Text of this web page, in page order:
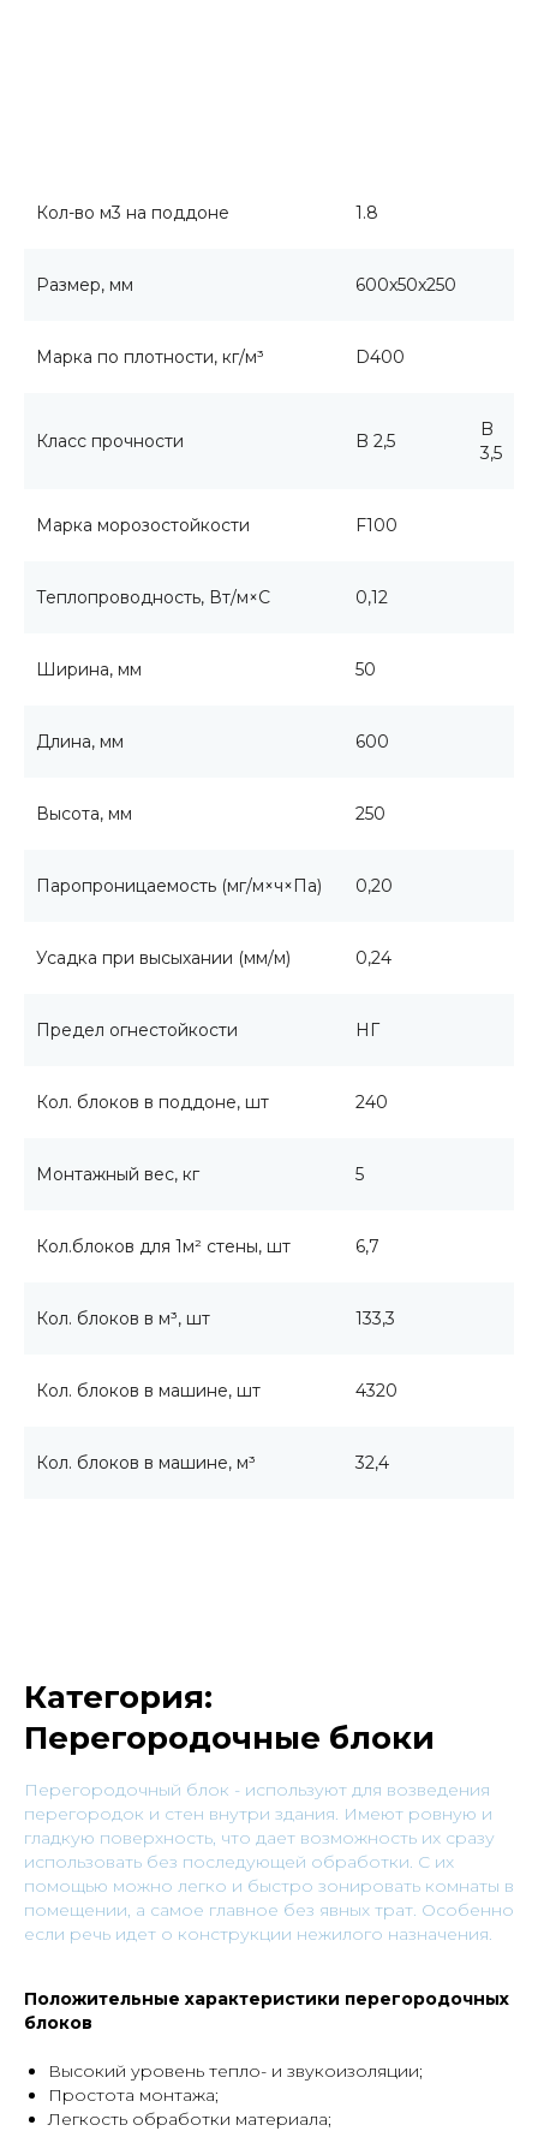
Кол-во м3 на поддоне 1.8
Размер, мм 600x50x250
Марка по плотности, кг/м³ D400
Класс прочности B 2,5
B
3,5
Марка морозостойкости F100
Теплопроводность, Вт/м×С 0,12
Ширина, мм 50
Длина, мм 600
Высота, мм 250
Паропроницаемость (мг/м×ч×Па) 0,20
Усадка при высыхании (мм/м) 0,24
Предел огнестойкости НГ
Кол. блоков в поддоне, шт 240
Монтажный вес, кг 5
Кол.блоков для 1м² стены, шт 6,7
Кол. блоков в м³, шт 133,3
Кол. блоков в машине, шт 4320
Кол. блоков в машине, м³ 32,4
Категория:
Перегородочные блоки
Перегородочный блок - используют для возведения
перегородок и стен внутри здания. Имеют ровную и
гладкую поверхность, что дает возможность их сразу
использовать без последующей обработки. С их
помощью можно легко и быстро зонировать комнаты в
помещении, а самое главное без явных трат. Особенно
если речь идет о конструкции нежилого назначения.
Положительные характеристики перегородочных
блоков
Высокий уровень тепло- и звукоизоляции;
Простота монтажа;
Легкость обработки материала;